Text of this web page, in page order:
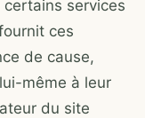
certains services
ces
de cause,
même à leur
du site